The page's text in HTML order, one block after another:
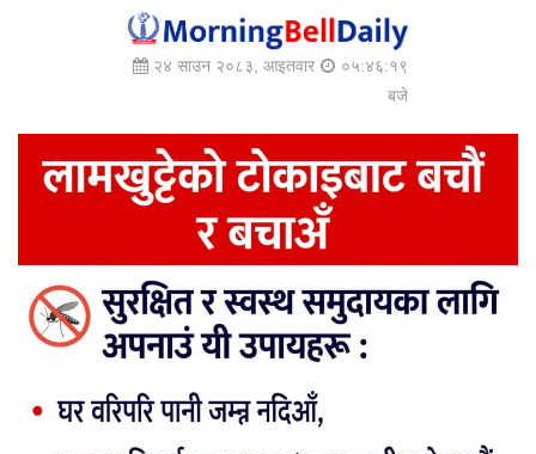
२४ साउन २०८३, आइतवार
०५:४६:२०
बजे